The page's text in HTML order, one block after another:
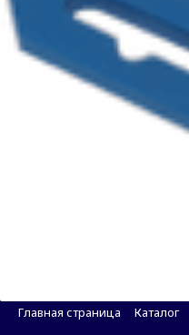
Главная страница Каталог